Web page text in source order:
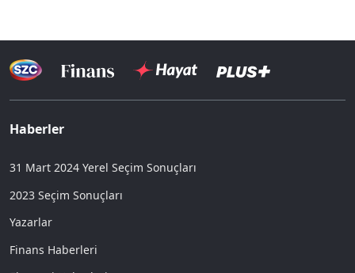
Haberler
31 Mart 2024 Yerel Seçim Sonuçları
2023 Seçim Sonuçları
Yazarlar
Finans Haberleri